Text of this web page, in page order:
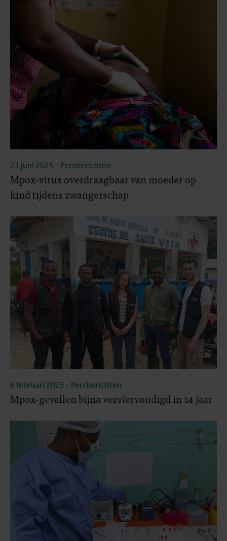
23 juni 2025 - Persberichten
Mpox-virus overdraagbaar van moeder op
kind tijdens zwangerschap
6 februari 2025 - Persberichten
Mpox-gevallen bijna verviervoudigd in 14 jaar